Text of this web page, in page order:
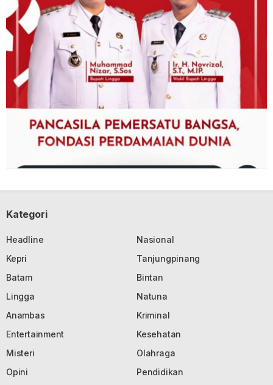
Kategori
Headline
Nasional
Kepri
Tanjungpinang
Batam
Bintan
Lingga
Natuna
Anambas
Kriminal
Entertainment
Kesehatan
Misteri
Olahraga
Opini
Pendidikan